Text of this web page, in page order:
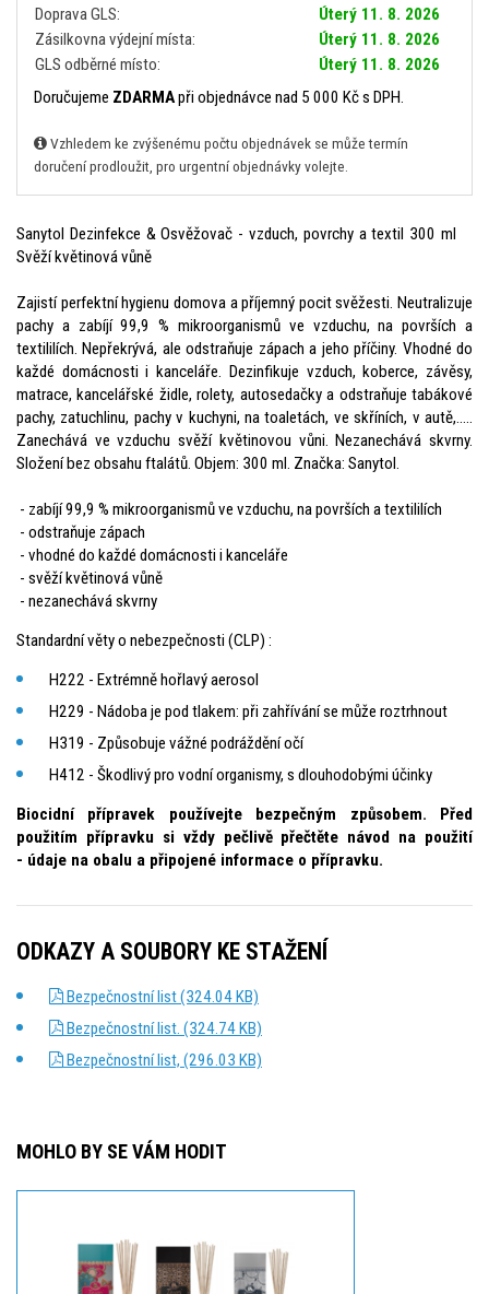
Doprava GLS:
Úterý 11. 8. 2026
Zásilkovna výdejní místa:
Úterý 11. 8. 2026
GLS odběrné místo:
Úterý 11. 8. 2026
Doručujeme ZDARMApři objednávce nad 5 000 Kč s DPH.
Vzhledem ke zvýšenému počtu objednávek se může termín
doručení prodloužit, pro urgentní objednávky volejte.
Sanytol Dezinfekce & Osvěžovač - vzduch, povrchy a textil 300 ml
Svěží květinová vůně
Zajistí perfektní hygienu domova a příjemný pocit svěžesti. Neutralizuje
pachy a zabíjí 99,9 % mikroorganismů ve vzduchu, na površích a
textililích. Nepřekrývá, ale odstraňuje zápach a jeho příčiny. Vhodné do
každé domácnosti i kanceláře. Dezinfikuje vzduch, koberce, závěsy,
matrace, kancelářské židle, rolety, autosedačky a odstraňuje tabákové
pachy, zatuchlinu, pachy v kuchyni, na toaletách, ve skříních, v autě,.....
Zanechává ve vzduchu svěží květinovou vůni. Nezanechává skvrny.
Složení bez obsahu ftalátů. Objem: 300 ml. Značka: Sanytol.
- zabíjí 99,9 % mikroorganismů ve vzduchu, na površích a textililích
- odstraňuje zápach
- vhodné do každé domácnosti i kanceláře
- svěží květinová vůně
- nezanechává skvrny
Standardní věty o nebezpečnosti (CLP) :
H222 - Extrémně hořlavý aerosol
H229 - Nádoba je pod tlakem: při zahřívání se může roztrhnout
H319 - Způsobuje vážné podráždění očí
H412 - Škodlivý pro vodní organismy, s dlouhodobými účinky
Biocidní přípravek používejte bezpečným způsobem. Před
použitím přípravku si vždy pečlivě přečtěte návod na použití
- údaje na obalu a připojené informace o přípravku.
ODKAZY A SOUBORY KE STAŽENÍ
Bezpečnostní list (324.04 KB)
Bezpečnostní list. (324.74 KB)
Bezpečnostní list, (296.03 KB)
MOHLO BY SE VÁM HODIT